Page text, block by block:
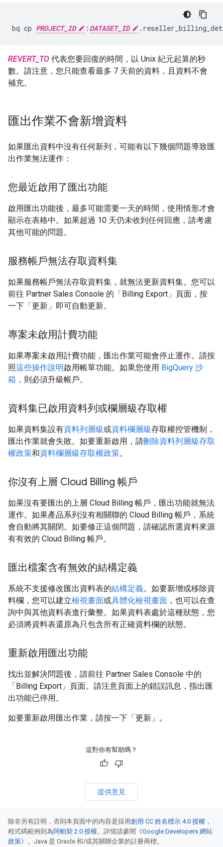
bq cp PROJECT_ID : DATASET_ID
REVERT_TO 代表您要回復的時間，以 Unix 紀元起算的秒
數。請注意，您只能查看最多 7 天前的資料，且資料不會
補充。
匯出作業不會新增資料
如果匯出資料中沒有任何新列，可能有以下幾個問題導致匯
出作業無法運作：
您最近啟用了匯出功能
啟用匯出功能後，最多可能需要一天的時間，使用情形才會
顯示在表格中。如果超過 10 天仍未收到任何回應，請考慮
其他可能的問題。
服務帳戶無法存取資料集
如果服務帳戶無法存取資料集，就無法更新資料集。您可以
前往 Partner Sales Console 的「Billing Export」 頁面，按
一下「更新」即可自動更新。
專案未啟用計費功能
如果專案未啟用計費功能，匯出作業可能會停止運作。請按
照這些操作說明啟用帳單功能。如果您使用 BigQuery 沙
箱 ，則必須升級帳戶。
資料集已啟用資料列或欄層級存取權
如果資料集設有資料列層級或資料欄層級存取權控管機制，
匯出作業就會失敗。如要重新啟用，請刪除資料列層級存取
權政策和資料欄層級存取權政策。
你沒有上層 Cloud Billing 帳戶
如果沒有要匯出的上層 Cloud Billing 帳戶，匯出功能就無法
運作。如果產品系列沒有相關聯的 Cloud Billing 帳戶，系統
會自動將其關閉。如要修正這個問題，請確認所選資料來源
有有效的 Cloud Billing 帳戶。
匯出檔案含有無效的結構定義
系統不支援修改匯出資料表的結構定義。如要新增或移除資
料欄，您可以建立檢視畫面或具體化檢視畫面 ，也可以在查
詢中與其他資料表進行彙整。如果資料表處於這種狀態，您
必須將資料表還原為只包含所有正確資料欄的狀態。
重新啟用匯出功能
找出並解決問題後，請前往 Partner Sales Console 中的
「Billing Export」 頁面。請注意頁面上的錯誤訊息，指出匯
出功能已停用。
如要重新啟用匯出作業，請按一下「更新」 。
這對你有幫助嗎？
提供意見
除非另有註明，否則本頁面中的內容是採用創用 CC 姓名標示 4.0 授權 ，
程式碼範例則為阿帕契 2.0 授權。詳情請參閱《Google Developers 網站
政策》。Java 是 Oracle 和/或其關聯企業的註冊商標。